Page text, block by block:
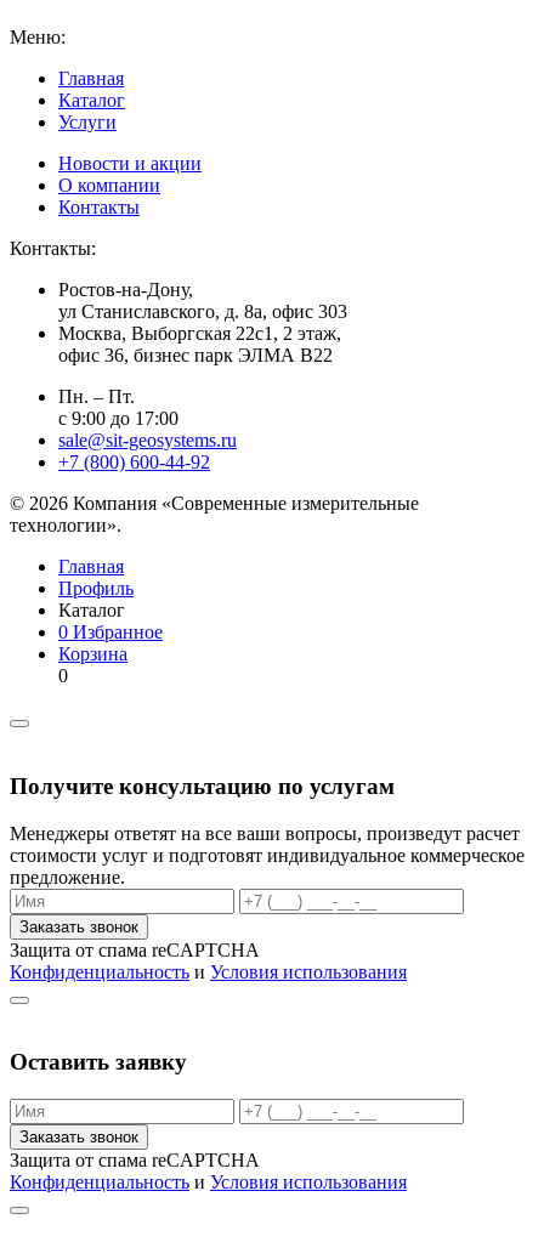
Меню:
Главная
Каталог
Услуги
Новости и акции
О компании
Контакты
Контакты:
Ростов-на-Дону,
ул Станиславского, д. 8а, офис 303
Москва, Выборгская 22с1, 2 этаж,
офис 36, бизнес парк ЭЛМА В22
Пн. – Пт.
с 9:00 до 17:00
sale@sit-geosystems.ru
+7 (800) 600-44-92
© 2026 Компания «Современные измерительные
технологии».
Главная
Профиль
Каталог
0 Избранное
Корзина
0
Получите консультацию по услугам
Менеджеры ответят на все ваши вопросы, произведут расчет
стоимости услуг и подготовят индивидуальное коммерческое
предложение.
Заказать звонок
Защита от спама reCAPTCHA
Конфиденциальность и Условия использования
Оставить заявку
Заказать звонок
Защита от спама reCAPTCHA
Конфиденциальность и Условия использования